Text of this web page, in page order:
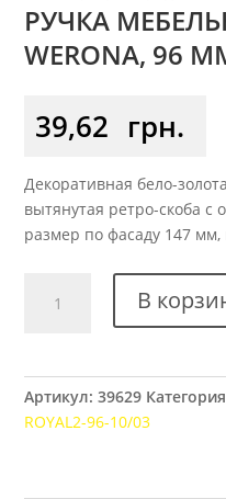
РУЧКА
WERONA, 96
39,62 грн.
Декоративная бело-
вытянутая ретро-скоба
размер по фасаду 147
товара
ROYAL2
В
Артикул:39629
ROYAL2-96-10/03